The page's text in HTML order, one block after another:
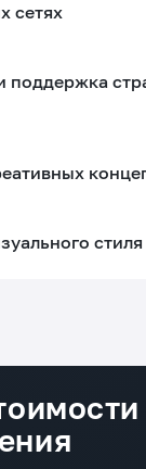
сетях
поддержка
стиля